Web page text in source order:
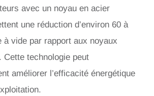
avec un noyau en acier
une réduction d’environ 60 à
à vide par rapport aux noyaux
Cette technologie peut
améliorer l’efficacité énergétique